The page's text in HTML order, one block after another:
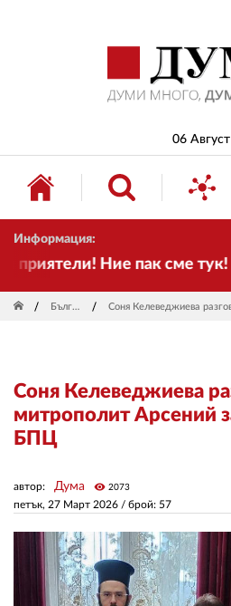
06
Информация:
Ние пак сме тук!
България
Соня Келеведжиева
митрополит Арсений
БПЦ
петък, 27 Март 2026 / брой: 57
автор: Дума visibility 2073
ИЗБОРИ
СВЯТ
ДРУГИ